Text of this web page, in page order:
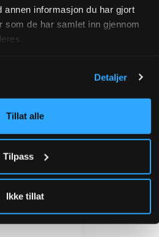
annen informasjon du har gjort
som de har samlet inn gjennom
Detaljer
Tillat alle
Tilpass
Ikke tillat